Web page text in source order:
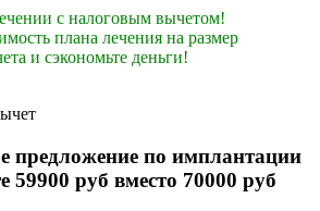
с налоговым вычетом!
плана лечения на размер
и сэкономьте деньги!
предложение по имплантации
59900 руб вместо 70000 руб